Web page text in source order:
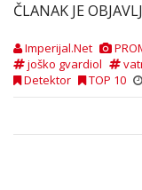
ČLANAK JE
Imperijal.Net
joško gvardiol
Detektor
TOP 10